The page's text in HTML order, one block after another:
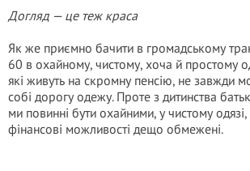
Догляд — це теж краса
Як же приємно бачити в громадському
60 в охайному, чистому, хоча й простому
які живуть на скромну пенсію, не завжди
собі дорогу одежу. Проте з дитинства
ми повинні бути охайними, у чистому
фінансові можливості дещо обмежені.